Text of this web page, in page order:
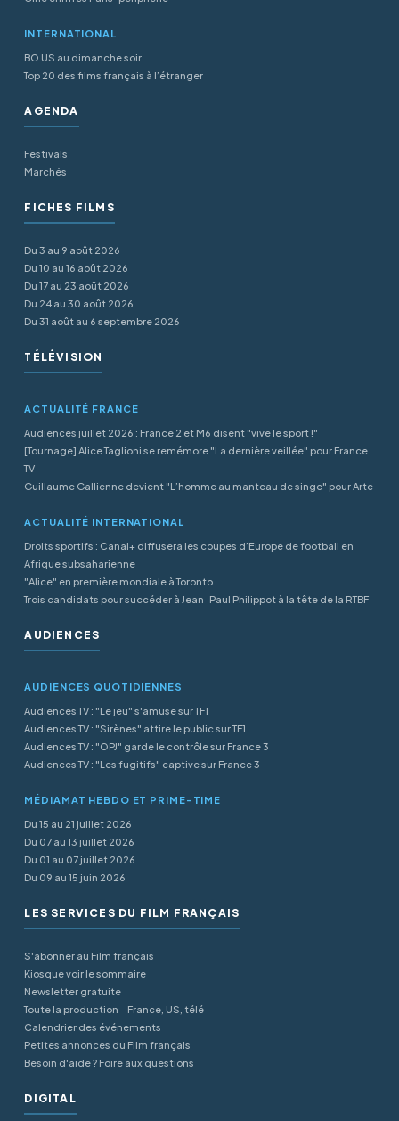
INTERNATIONAL
BO US au dimanche soir
Top 20 des films français à l’étranger
AGENDA
Festivals
Marchés
FICHES FILMS
Du 3 au 9 août 2026
Du 10 au 16 août 2026
Du 17 au 23 août 2026
Du 24 au 30 août 2026
Du 31 août au 6 septembre 2026
TÉLÉVISION
ACTUALITÉ FRANCE
Audiences juillet 2026 : France 2 et M6 disent "vive le sport !"
[Tournage] Alice Taglioni se remémore "La dernière veillée" pour France
TV
Guillaume Gallienne devient "L’homme au manteau de singe" pour Arte
ACTUALITÉ INTERNATIONAL
Droits sportifs : Canal+ diffusera les coupes d’Europe de football en
Afrique subsaharienne
"Alice" en première mondiale à Toronto
Trois candidats pour succéder à Jean-Paul Philippot à la tête de la RTBF
AUDIENCES
AUDIENCES QUOTIDIENNES
Audiences TV : "Le jeu" s'amuse sur TF1
Audiences TV : "Sirènes" attire le public sur TF1
Audiences TV : "OPJ" garde le contrôle sur France 3
Audiences TV : "Les fugitifs" captive sur France 3
MÉDIAMAT HEBDO ET PRIME-TIME
Du 15 au 21 juillet 2026
Du 07 au 13 juillet 2026
Du 01 au 07 juillet 2026
Du 09 au 15 juin 2026
LES SERVICES DU FILM FRANÇAIS
S'abonner au Film français
Kiosque voir le sommaire
Newsletter gratuite
Toute la production - France, US, télé
Calendrier des événements
Petites annonces du Film français
Besoin d'aide ? Foire aux questions
DIGITAL